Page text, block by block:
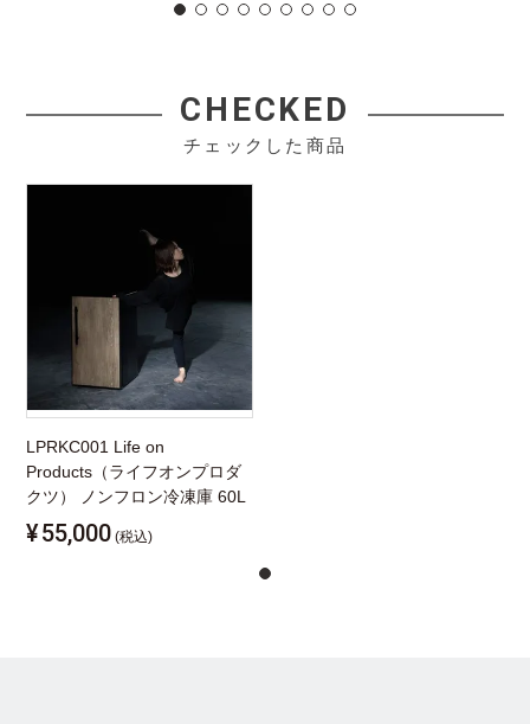
CHECKED
チェックした商品
LPRKC001 Life on
Products（ライフオンプロダ
クツ） ノンフロン冷凍庫 60L
¥55,000 (税込)